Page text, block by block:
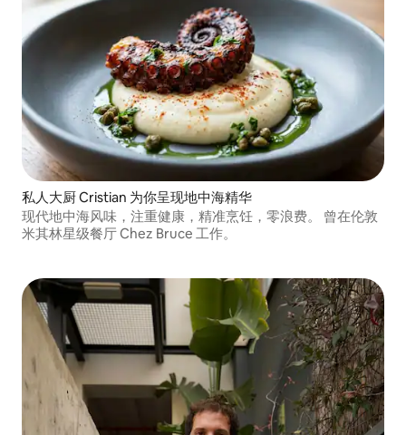
私人大厨 Cristian 为你呈现地中海精华
现代地中海风味，注重健康，精准烹饪，零浪费。 曾在伦敦
米其林星级餐厅 Chez Bruce 工作。